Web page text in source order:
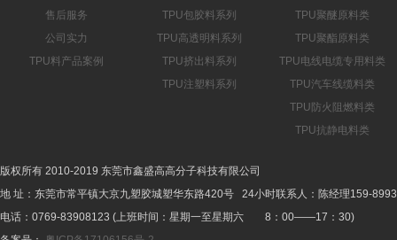
售后服务
公司实力
TPU料产品案例
TPU包胶料系列
TPU高透明料系列
TPU挤出料系列
TPU注塑料系列
TPU聚醚原料类
TPU聚酯原料类
TPU电线电缆专用料类
TPU汽车线缆料类
TPU防火阻燃料类
TPU抗静电料类
版权所有 2010-2019 东莞市鑫盛高高分子科技有限公司
地 址：东莞市常平镇大京九塑胶城塑华东路420号 24小时联系人：陈经理159-
电话：0769-83908123 (上班时间：星期一至星期六 8：00——17：30)